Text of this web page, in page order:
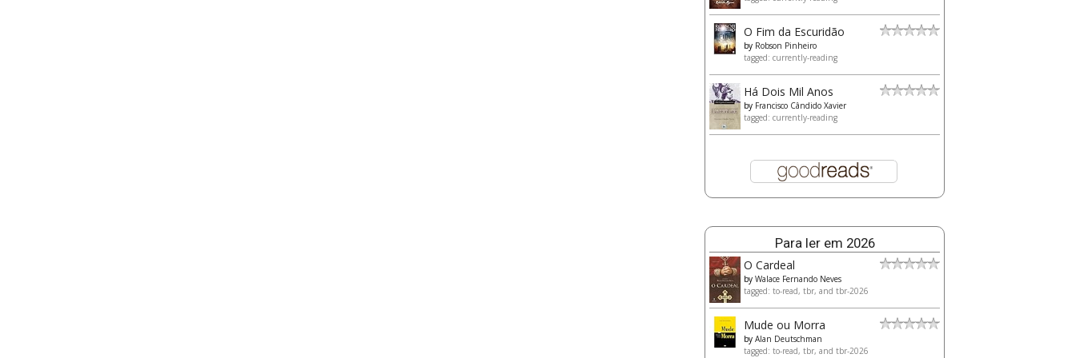
O Fim da Escuridão
by Robson Pinheiro
tagged: currently-reading
Há Dois Mil Anos
by Francisco Cândido Xavier
tagged: currently-reading
Para ler em 2026
O Cardeal
by Walace Fernando Neves
tagged: to-read, tbr, and tbr-2026
Mude ou Morra
by Alan Deutschman
tagged: to-read, tbr, and tbr-2026